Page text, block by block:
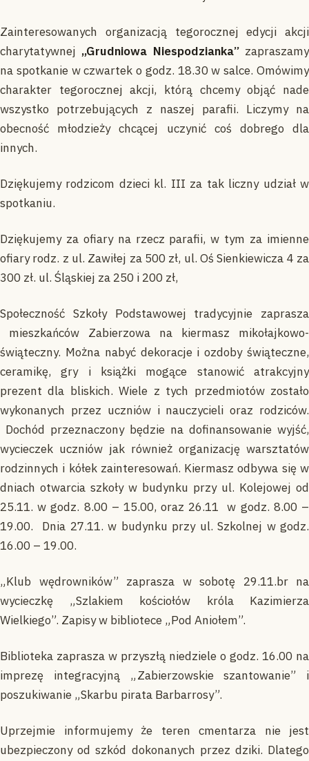
Zainteresowanych organizacją tegorocznej edycji akcji
charytatywnej „Grudniowa Niespodzianka”zapraszamy
na spotkanie w czwartek o godz. 18.30 w salce. Omówimy
charakter tegorocznej akcji, którą chcemy objąć nade
wszystko potrzebujących z naszej parafii. Liczymy na
obecność młodzieży chcącej uczynić coś dobrego dla
innych.
Dziękujemy rodzicom dzieci kl. III za tak liczny udział w
spotkaniu.
Dziękujemy za ofiary na rzecz parafii, w tym za imienne
ofiary rodz. z ul. Zawiłej za 500 zł, ul. Oś Sienkiewicza 4 za
300 zł. ul. Śląskiej za 250 i 200 zł,
Społeczność Szkoły Podstawowej tradycyjnie zaprasza
mieszkańców Zabierzowa na kiermasz mikołajkowo-
świąteczny. Można nabyć dekoracje i ozdoby świąteczne,
ceramikę, gry i książki mogące stanowić atrakcyjny
prezent dla bliskich. Wiele z tych przedmiotów zostało
wykonanych przez uczniów i nauczycieli oraz rodziców.
Dochód przeznaczony będzie na dofinansowanie wyjść,
wycieczek uczniów jak również organizację warsztatów
rodzinnych i kółek zainteresowań. Kiermasz odbywa się w
dniach otwarcia szkoły w budynku przy ul. Kolejowej od
25.11. w godz. 8.00 – 15.00, oraz 26.11 w godz. 8.00 –
19.00. Dnia 27.11. w budynku przy ul. Szkolnej w godz.
16.00 – 19.00.
„Klub wędrowników” zaprasza w sobotę 29.11.br na
wycieczkę „Szlakiem kościołów króla Kazimierza
Wielkiego”. Zapisy w bibliotece „Pod Aniołem”.
Biblioteka zaprasza w przyszłą niedziele o godz. 16.00 na
imprezę integracyjną „Zabierzowskie szantowanie” i
poszukiwanie „Skarbu pirata Barbarrosy”.
Uprzejmie informujemy że teren cmentarza nie jest
ubezpieczony od szkód dokonanych przez dziki. Dlatego